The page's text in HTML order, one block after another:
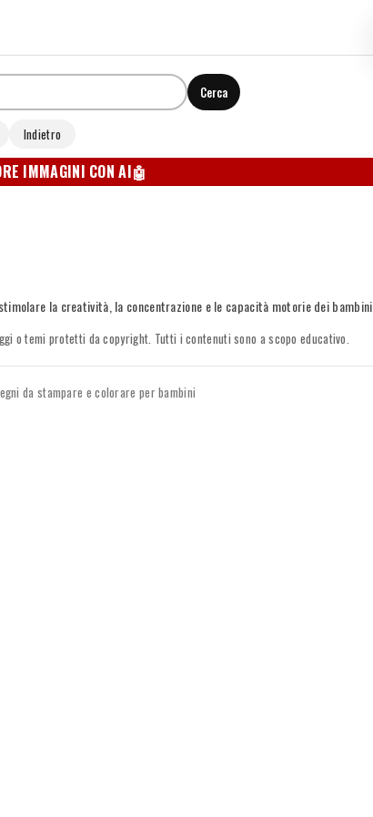
Cerca
Indietro
IMMAGINI CON AI🤖
la creatività, la concentrazione e le capacità motorie dei bambini.
o temi protetti da copyright. Tutti i contenuti sono a scopo educativo.
da stampare e colorare per bambini